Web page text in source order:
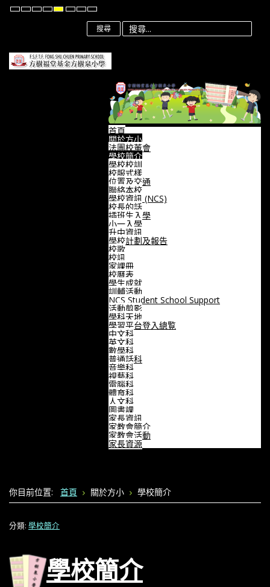
Default
NightHighHighHigh
Contrast
Set
Smaller
Set
Default
Set
Larger
Font
搜尋
首頁
關於方小
法團校董會
學校簡介
學校校訓
校服式樣
位置及交通
聯絡本校
學校資訊 (NCS)
校長的話
插班生入學
小一入學
升中資訊
學校計劃及報告
校歌
校訊
家課冊
校曆表
學生成就
訓輔活動
NCS Student School Support
活動剪影
學科天地
學習平台登入總覧
中文科
英文科
數學科
普通話科
音樂科
視藝科
電腦科
體育科
人文科
圖書課
家長資訊
家教會簡介
家教會活動
家長資源
你目前位置: 首頁 關於方小 學校簡介
分類: 學校簡介
學校簡介